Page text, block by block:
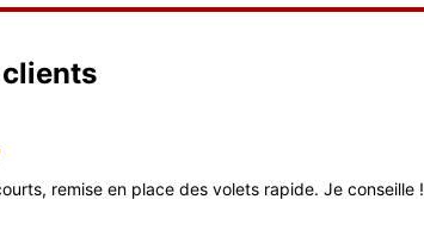
clients
remise en place des volets rapide. Je conseille !